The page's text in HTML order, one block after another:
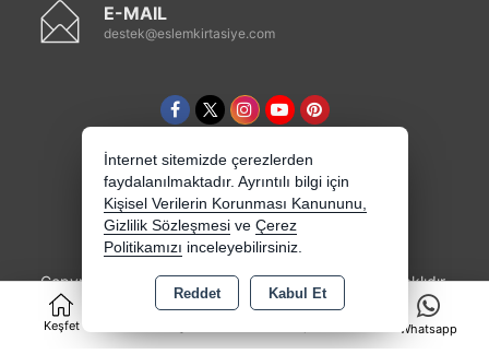
Keşfet
0
Whatsapp
E-MAIL
destek@eslemkirtasiye.com
Copyright 2026 eslemkirtasiye.com - Tüm hakları saklıdır.
Kredi kartı bilgileriniz 256bit SSL sertifikası ile
korunmaktadır.
İnternet sitemizde çerezlerden
faydalanılmaktadır. Ayrıntılı bilgi için
Kişisel Verilerin Korunması Kanununu,
Gizlilik Sözleşmesi ve Çerez
Politikamızı inceleyebilirsiniz.
Reddet Kabul Et